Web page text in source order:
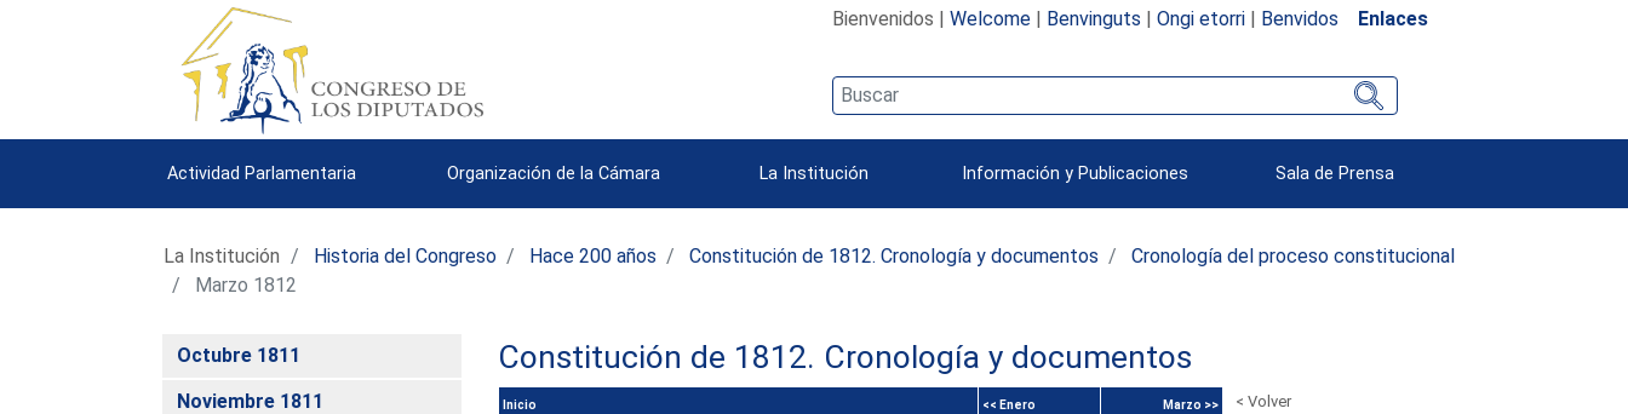
Bienvenidos | Welcome| Benvinguts | Ongi etorri| Benvidos Enlaces
Actividad Parlamentaria Organización de la Cámara La Institución Información y Publicaciones Sala de Prensa
La Institución Historia del Congreso Hace 200 años Constitución de 1812. Cronología y documentos
Cronología del proceso constitucional
Marzo 1812
Octubre 1811
Noviembre 1811
Constitución de 1812. Cronología y documentos
Inicio << Enero Marzo >>
< Volver